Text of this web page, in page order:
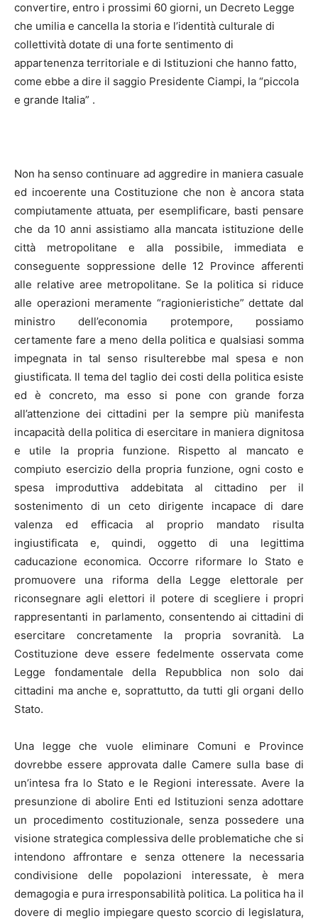
convertire, entro i prossimi 60 giorni, un Decreto Legge
che umilia e cancella la storia e l’identità culturale di
collettività dotate di una forte sentimento di
appartenenza territoriale e di Istituzioni che hanno fatto,
come ebbe a dire il saggio Presidente Ciampi, la “piccola
e grande Italia” .
Non ha senso continuare ad aggredire in maniera casuale
ed incoerente una Costituzione che non è ancora stata
compiutamente attuata, per esemplificare, basti pensare
che da 10 anni assistiamo alla mancata istituzione delle
città metropolitane e alla possibile, immediata e
conseguente soppressione delle 12 Province afferenti
alle relative aree metropolitane. Se la politica si riduce
alle operazioni meramente “ragionieristiche” dettate dal
ministro dell’economia protempore, possiamo
certamente fare a meno della politica e qualsiasi somma
impegnata in tal senso risulterebbe mal spesa e non
giustificata. Il tema del taglio dei costi della politica esiste
ed è concreto, ma esso si pone con grande forza
all’attenzione dei cittadini per la sempre più manifesta
incapacità della politica di esercitare in maniera dignitosa
e utile la propria funzione. Rispetto al mancato e
compiuto esercizio della propria funzione, ogni costo e
spesa improduttiva addebitata al cittadino per il
sostenimento di un ceto dirigente incapace di dare
valenza ed efficacia al proprio mandato risulta
ingiustificata e, quindi, oggetto di una legittima
caducazione economica. Occorre riformare lo Stato e
promuovere una riforma della Legge elettorale per
riconsegnare agli elettori il potere di scegliere i propri
rappresentanti in parlamento, consentendo ai cittadini di
esercitare concretamente la propria sovranità. La
Costituzione deve essere fedelmente osservata come
Legge fondamentale della Repubblica non solo dai
cittadini ma anche e, soprattutto, da tutti gli organi dello
Stato.
Una legge che vuole eliminare Comuni e Province
dovrebbe essere approvata dalle Camere sulla base di
un’intesa fra lo Stato e le Regioni interessate. Avere la
presunzione di abolire Enti ed Istituzioni senza adottare
un procedimento costituzionale, senza possedere una
visione strategica complessiva delle problematiche che si
intendono affrontare e senza ottenere la necessaria
condivisione delle popolazioni interessate, è mera
demagogia e pura irresponsabilità politica. La politica ha il
dovere di meglio impiegare questo scorcio di legislatura,